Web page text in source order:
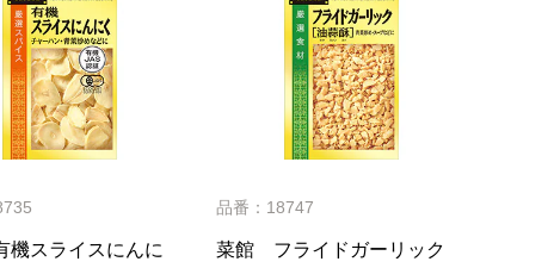
スライスにんに
品番：18747
菜館 フライドガーリック